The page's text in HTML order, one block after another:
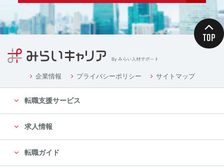
企業情報 プライバシーポリシー サイトマップ
転職支援サービス
求人情報
転職ガイド